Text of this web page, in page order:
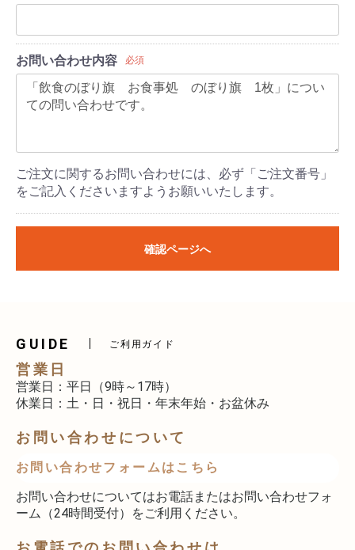
お問い合わせ内容 必須
ご注文に関するお問い合わせには、必ず「ご注文番号」
をご記入くださいますようお願いいたします。
確認ページへ
GUIDE ご利用ガイド
営業日
営業日：平日（9時～17時）
休業日：土・日・祝日・年末年始・お盆休み
お問い合わせについて
お問い合わせフォームはこちら
お問い合わせについてはお電話またはお問い合わせフォ
ーム（24時間受付）をご利用ください。